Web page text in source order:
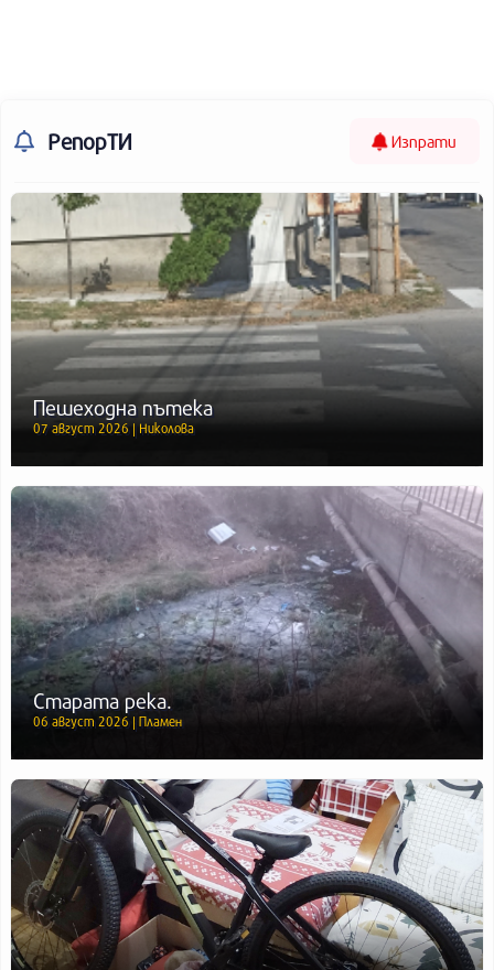
РепорТИ Изпрати
Пешеходна пътека
07 август 2026 | Николова
Старата река.
06 август 2026 | Пламен